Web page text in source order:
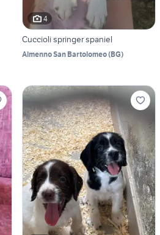
4
Cuccioli springer spaniel
Almenno San Bartolomeo(BG)